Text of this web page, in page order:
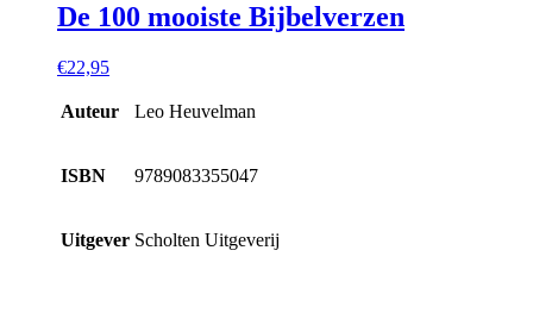
De 100 mooiste Bijbelverzen
€22,95
Auteur Leo Heuvelman
ISBN 9789083355047
Uitgever Scholten Uitgeverij